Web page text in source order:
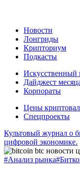
Новости
Лонгриды
Крипториум
Подкасты
Искусственный
Дайджест
Корпораты
Цены
Спецпроекты
Культовый журнал о
цифровой экономике.
#Анализ рынка